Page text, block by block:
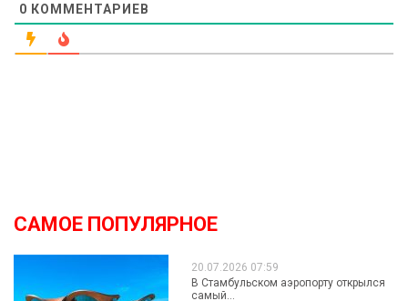
0 КОММЕНТАРИЕВ
САМОЕ ПОПУЛЯРНОЕ
20.07.2026 07:59
В Стамбульском аэропорту открылся
самый...